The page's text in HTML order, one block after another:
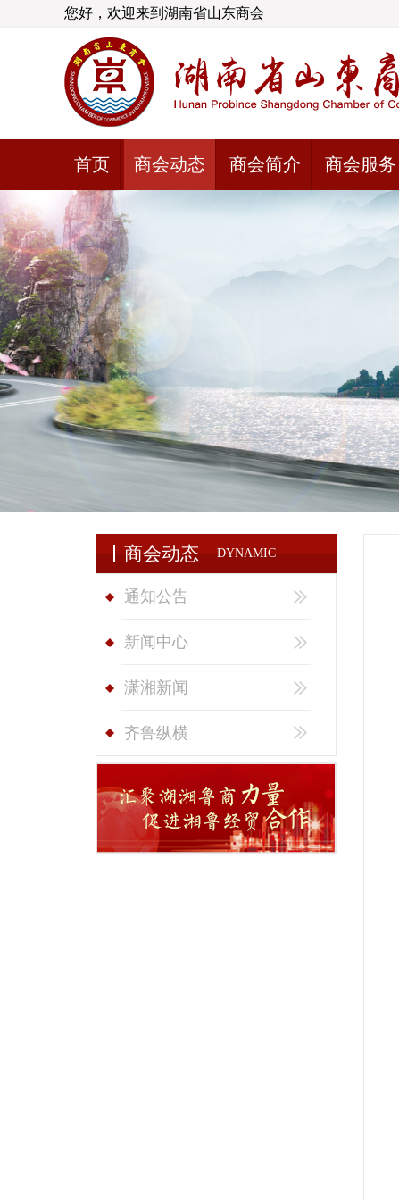
您好，欢迎来到湖南省山东商会
首页 商会动态 商会简介 商会服务
商会动态 DYNAMIC
通知公告
新闻中心
潇湘新闻
齐鲁纵横